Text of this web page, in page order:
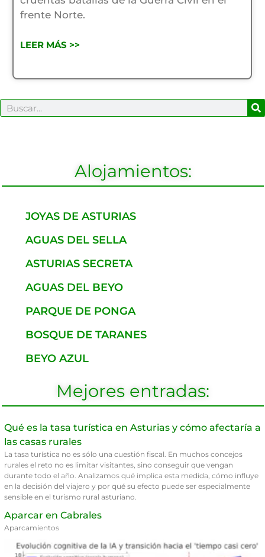
frente Norte.
LEER MÁS >>
Buscar
Alojamientos:
JOYAS DE ASTURIAS
AGUAS DEL SELLA
ASTURIAS SECRETA
AGUAS DEL BEYO
PARQUE DE PONGA
BOSQUE DE TARANES
BEYO AZUL
Mejores entradas:
Qué es la tasa turística en Asturias y cómo afectaría a
las casas rurales
La tasa turística no es sólo una cuestión fiscal. En muchos concejos
rurales el reto no es limitar visitantes, sino conseguir que vengan
durante todo el año. Analizamos qué implica esta medida, cómo influye
en la decisión del viajero y por qué su efecto puede ser especialmente
sensible en el turismo rural asturiano.
Aparcar en Cabrales
Aparcamientos